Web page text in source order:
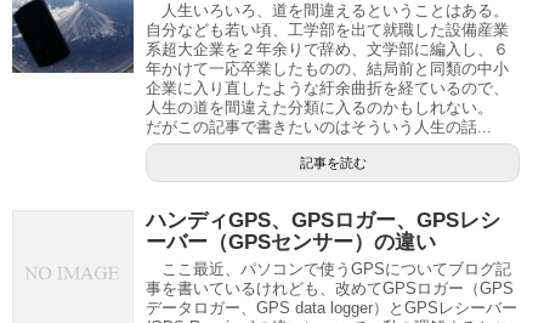
人生いろいろ、道を間違えるということはある。
自分なども若い頃、工学部を出て就職した設備産業
系超大企業を２年余りで辞め、文学部に編入し、６
年かけて一応卒業したものの、結局前と同類の中小
企業に入り直したような紆余曲折を経ているので、
人生の道を間違えた分類に入るのかもしれない。
だがこの記事で書きたいのはそういう人生の話...
記事を読む
ハンディGPS、GPSロガー、GPSレシ
ーバー（GPSセンサー）の違い
ここ最近、パソコンで使うGPSについてブログ記
事を書いているけれども、改めてGPSロガー（GPS
データロガー、GPS data logger）とGPSレシーバー